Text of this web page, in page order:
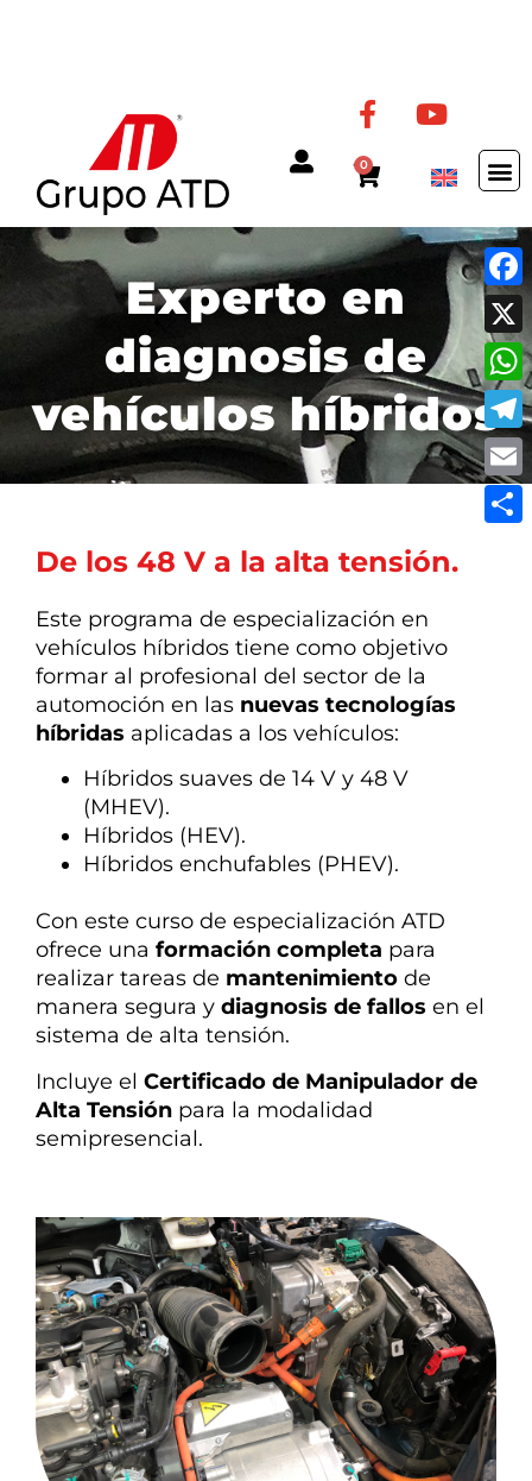
0
Experto en
diagnosis de
vehículos híbridos
De los 48 V a la alta tensión.
Este programa de especialización en
vehículos híbridos tiene como objetivo
formar al profesional del sector de la
automoción en las nuevas tecnologías
híbridas aplicadas a los vehículos:
Híbridos suaves de 14 V y 48 V
(MHEV).
Híbridos (HEV).
Híbridos enchufables (PHEV).
Con este curso de especialización ATD
ofrece una formación completa para
realizar tareas de mantenimiento de
manera segura y diagnosis de fallos en el
sistema de alta tensión.
Incluye el Certificado de Manipulador de
Alta Tensión para la modalidad
semipresencial.
X